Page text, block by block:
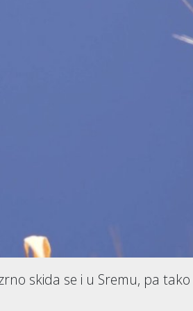
skida se i u Sremu, pa